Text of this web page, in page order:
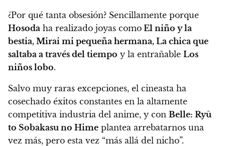
¿Por qué tanta obsesión? Sencillamente porque
Hosoda ha realizado joyas como El niño y la
bestia, Mirai mi pequeña hermana, La chica que
saltaba a través del tiempo y la entrañable Los
niños lobo.
Salvo muy raras excepciones, el cineasta ha
cosechado éxitos constantes en la altamente
competitiva industria del anime, y con Belle: Ryū
to Sobakasu no Hime plantea arrebatarnos una
vez más, pero esta vez “más allá del nicho”.